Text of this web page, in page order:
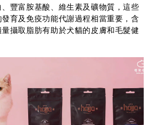
豐富胺基酸、維生素及礦物質，這些
育及免疫功能代謝過程相當重要，含
攝取脂肪有助於犬貓的皮膚和毛髮健